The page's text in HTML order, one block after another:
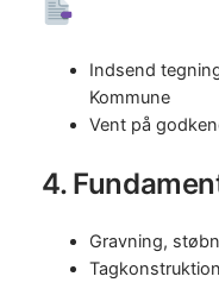
Indsend
Kommune
Vent på
4.
Gravning,